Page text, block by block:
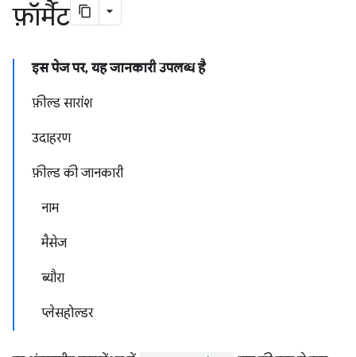
फ़ॉर्मैट
इस पेज पर, यह जानकारी उपलब्ध है
फ़ील्ड सारांश
उदाहरण
फ़ील्ड की जानकारी
नाम
मैसेज
ब्यौरा
प्लेसहोल्डर